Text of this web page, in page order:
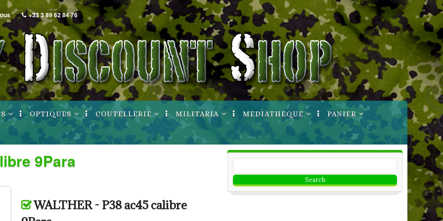
+33 3 89 62 84 76
poing
OPTIQUES
Lunettes / Points
rouge
Montages
COUTELLERIE
Archives / Ruptures
MILITARIA
Archives / Ruptures
MEDIATHEQUE
Manuels Techniques
Informations
PANIER
Votre Compte
Bon de commande
Imprimable
9Para
WALTHER - P38 ac45 calibre